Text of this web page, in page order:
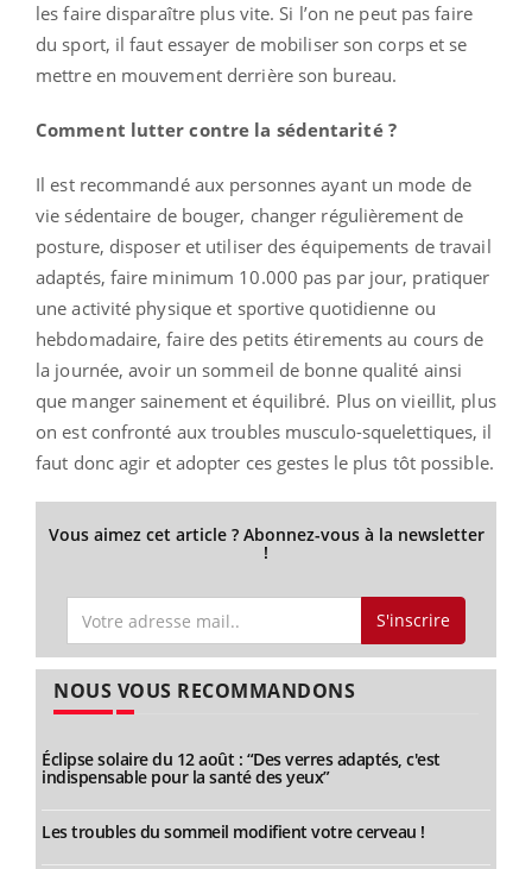
les faire disparaître plus vite. Si l’on ne peut pas faire
du sport, il faut essayer de mobiliser son corps et se
mettre en mouvement derrière son bureau.
Comment lutter contre la sédentarité ?
Il est recommandé aux personnes ayant un mode de
vie sédentaire de bouger, changer régulièrement de
posture, disposer et utiliser des équipements de travail
adaptés, faire minimum 10.000 pas par jour, pratiquer
une activité physique et sportive quotidienne ou
hebdomadaire, faire des petits étirements au cours de
la journée, avoir un sommeil de bonne qualité ainsi
que manger sainement et équilibré. Plus on vieillit, plus
on est confronté aux troubles musculo-squelettiques, il
faut donc agir et adopter ces gestes le plus tôt possible.
Vous aimez cet article ? Abonnez-vous à la newsletter
!
S'inscrire
NOUS VOUS RECOMMANDONS
Éclipse solaire du 12 août : “Des verres adaptés, c'est
indispensable pour la santé des yeux”
Les troubles du sommeil modifient votre cerveau !